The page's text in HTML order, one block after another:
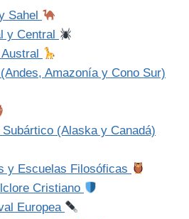
Sahel
y Central
Amazonía y Cono Sur)
(Alaska y Canadá)
y Escuelas Filosóficas
Cristiano
Europea